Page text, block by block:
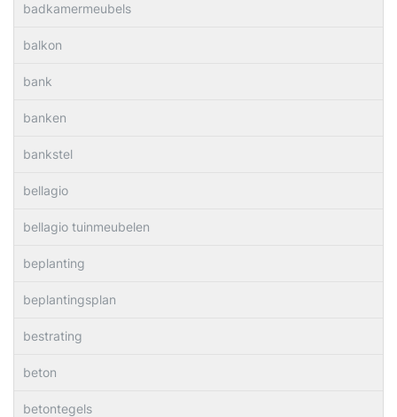
badkamermeubels
balkon
bank
banken
bankstel
bellagio
bellagio tuinmeubelen
beplanting
beplantingsplan
bestrating
beton
betontegels